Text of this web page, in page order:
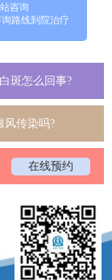
咨询
路线到院治疗
斑怎么回事?
风传染吗?
在线预约